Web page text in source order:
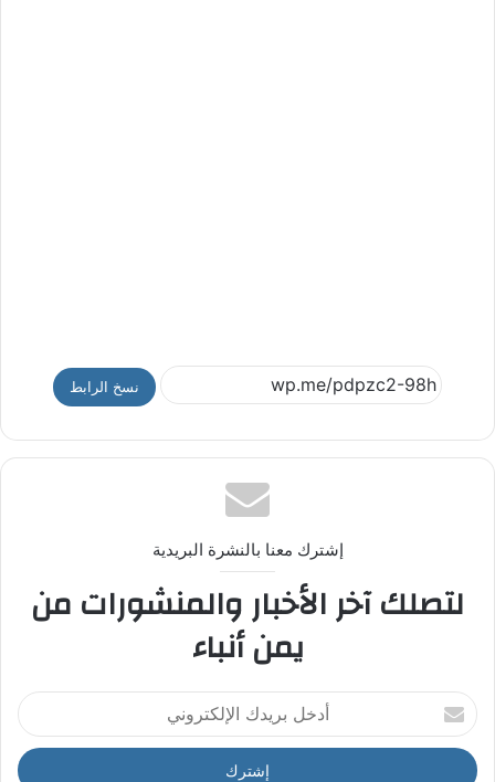
نسخ الرابط
إشترك معنا بالنشرة البريدية
لتصلك آخر الأخبار والمنشورات من
يمن أنباء
أ
د
خ
ل